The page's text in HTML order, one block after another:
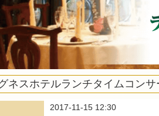
ネスホテルランチタイムコンサ
2017-11-15 12:30